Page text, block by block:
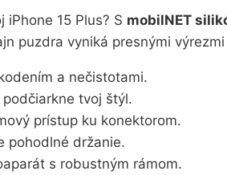
15 Plus? S mobilNET
puzdra vyniká presnými
a nečistotami.
tvoj štýl.
prístup ku konektorom.
pohodlné držanie.
s robustným rámom.